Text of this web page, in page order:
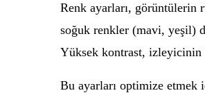
Renk ayarları, görüntülerin
soğuk renkler (mavi, yeşil)
Yüksek kontrast, izleyicinin
Bu ayarları optimize etmek